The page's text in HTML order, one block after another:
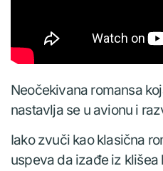
Neočekivana romansa
nastavlja se u avionu i
Iako zvuči kao klasična
uspeva da izađe iz